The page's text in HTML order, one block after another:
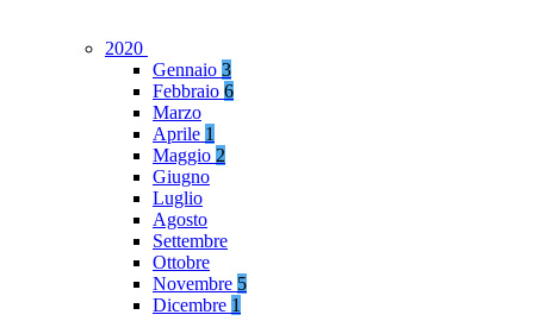
2020
Gennaio 3
Febbraio 6
Marzo
Aprile 1
Maggio 2
Giugno
Luglio
Agosto
Settembre
Ottobre
Novembre 5
Dicembre 1